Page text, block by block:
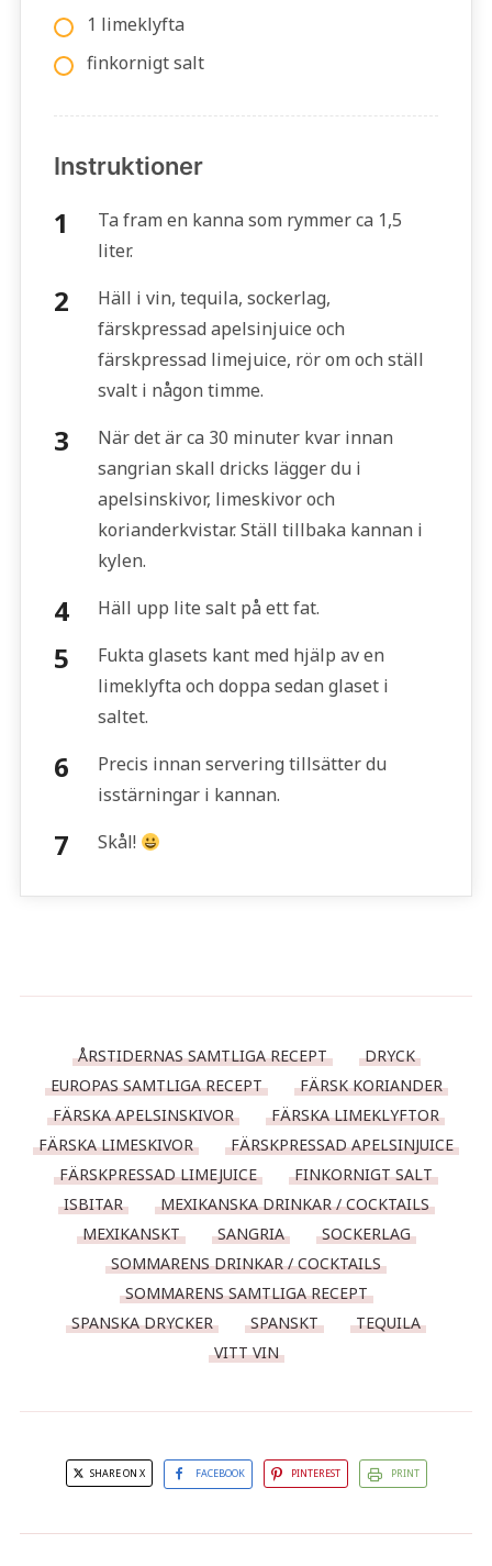
1 limeklyfta
finkornigt salt
Instruktioner
Ta fram en kanna som rymmer ca 1,5
liter.
Häll i vin, tequila, sockerlag,
färskpressad apelsinjuice och
färskpressad limejuice, rör om och ställ
svalt i någon timme.
När det är ca 30 minuter kvar innan
sangrian skall dricks lägger du i
apelsinskivor, limeskivor och
korianderkvistar. Ställ tillbaka kannan i
kylen.
Häll upp lite salt på ett fat.
Fukta glasets kant med hjälp av en
limeklyfta och doppa sedan glaset i
saltet.
Precis innan servering tillsätter du
isstärningar i kannan.
Skål!
ÅRSTIDERNAS SAMTLIGA RECEPT
DRYCK
EUROPAS SAMTLIGA RECEPT
FÄRSK KORIANDER
FÄRSKA APELSINSKIVOR
FÄRSKA LIMEKLYFTOR
FÄRSKA LIMESKIVOR
FÄRSKPRESSAD APELSINJUICE
FÄRSKPRESSAD LIMEJUICE
FINKORNIGT SALT
ISBITAR
MEXIKANSKA DRINKAR / COCKTAILS
MEXIKANSKT
SANGRIA
SOCKERLAG
SOMMARENS DRINKAR / COCKTAILS
SOMMARENS SAMTLIGA RECEPT
SPANSKA DRYCKER
SPANSKT
TEQUILA
VITT VIN
SHARE ON X FACEBOOK PINTEREST PRINT